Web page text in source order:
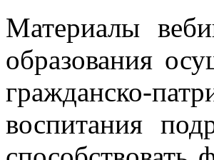
Материалы
образования
гражданско-
воспитания